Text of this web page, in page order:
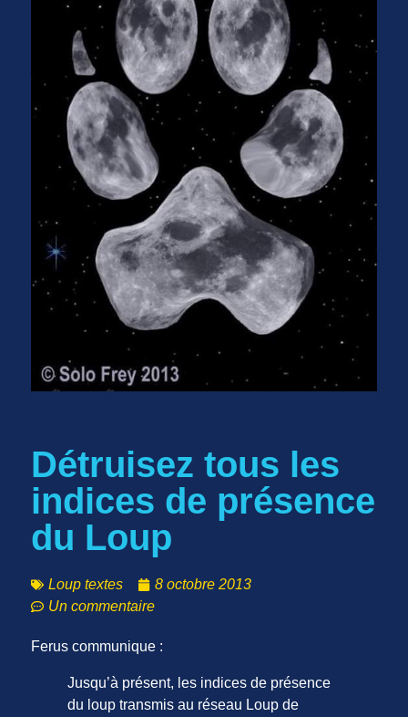
Détruisez tous les
indices de présence
du Loup
Loup textes
8 octobre 2013
Un commentaire
Ferus communique :
Jusqu’à présent, les indices de présence
du loup transmis au réseau Loup de